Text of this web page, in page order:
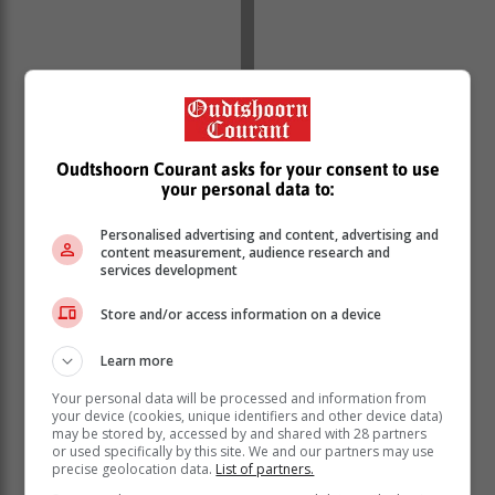
Oudtshoorn Courant asks for your consent to use
your personal data to:
Personalised advertising and content, advertising and
content measurement, audience research and
services development
Store and/or access information on a device
Learn more
Your personal data will be processed and information from
your device (cookies, unique identifiers and other device data)
may be stored by, accessed by and shared with 28 partners
or used specifically by this site. We and our partners may use
precise geolocation data. List of partners.